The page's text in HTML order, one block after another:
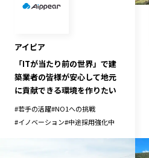
アイピア
「ITが当たり前の世界」で建
築業者の皆様が安心して地元
に貢献できる環境を作りたい
#若手の活躍#NO1への挑戦
#イノベーション#中途採用強化中